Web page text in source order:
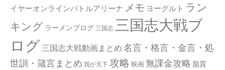
イヤーオンラインバトルアリーナ メモ ヨーグルト ラン
キング ラーメンブログ 三国志 三国志大戦ブ
ログ 三国志大戦動画まとめ 名言・格言・金言・処
世訓・箴言まとめ 我が天下 攻略 映画 無課金攻略 脂質